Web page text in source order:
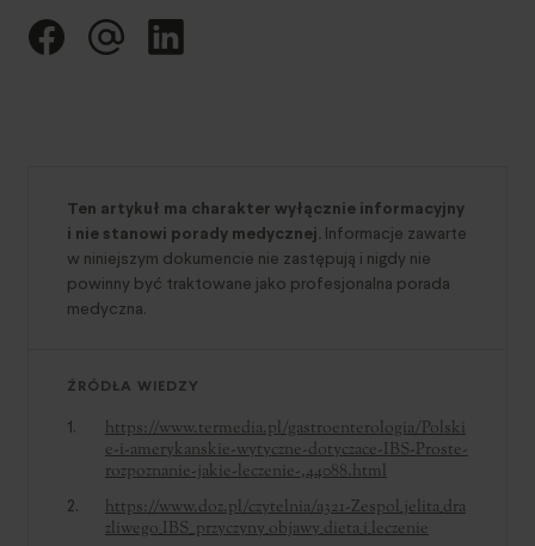
Ten artykuł ma charakter wyłącznie informacyjny
i nie stanowi porady medycznej. Informacje zawarte
w niniejszym dokumencie nie zastępują i nigdy nie
powinny być traktowane jako profesjonalna porada
medyczna.
ŹRÓDŁA WIEDZY
https://www.termedia.pl/gastroenterologia/Polski
e-i-amerykanskie-wytyczne-dotyczace-IBS-Proste-
rozpoznanie-jakie-leczenie-,44088.html
https://www.doz.pl/czytelnia/a321-Zespol_jelita_dra
zliwego_IBS__przyczyny_objawy_dieta_i_leczenie